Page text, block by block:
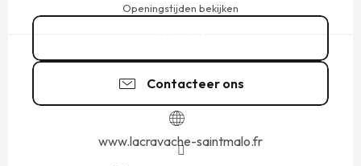
Openingstijden bekijken
Contacteer ons
www.lacravache-saintmalo.fr